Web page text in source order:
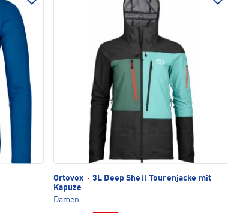
Ortovox · 3L Deep Shell Tourenjacke mit
Kapuze
Damen